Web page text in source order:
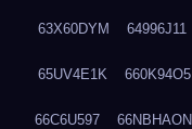
63X60DYM 64996J11
65UV4E1K 660K94O5
66C6U597 66NBHAON